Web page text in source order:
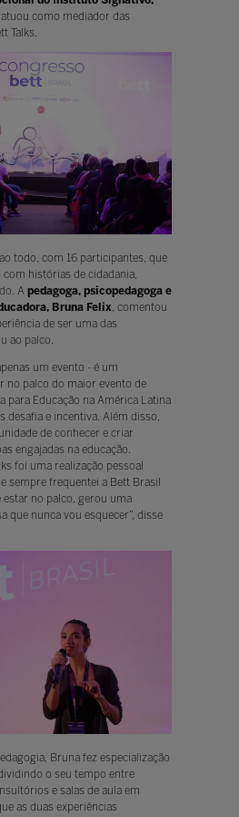
como mediador das
Talks.
todo, com 16 participantes, que
histórias de cidadania,
A pedagoga, psicopedagoga e
Bruna Felix, comentou
de ser uma das
ao palco.
um evento - é um
no palco do maior evento de
para Educação na América Latina
desafia e incentiva. Além disso,
de conhecer e criar
engajadas na educação.
foi uma realização pessoal
sempre frequentei a Bett Brasil
no palco, gerou uma
que nunca vou esquecer”, disse
Bruna fez especialização
o seu tempo entre
e salas de aula em
as duas experiências